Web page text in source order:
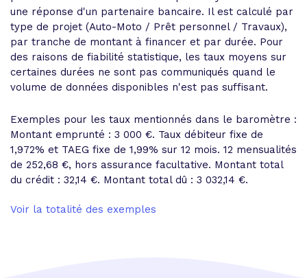
une réponse d'un partenaire bancaire. Il est calculé par
type de projet (Auto-Moto / Prêt personnel / Travaux),
par tranche de montant à financer et par durée. Pour
des raisons de fiabilité statistique, les taux moyens sur
certaines durées ne sont pas communiqués quand le
volume de données disponibles n'est pas suffisant.
Exemples pour les taux mentionnés dans le baromètre :
Montant emprunté : 3 000 €. Taux débiteur fixe de
1,972% et TAEG fixe de 1,99% sur 12 mois. 12 mensualités
de 252,68 €, hors assurance facultative. Montant total
du crédit : 32,14 €. Montant total dû : 3 032,14 €.
Voir la totalité des exemples